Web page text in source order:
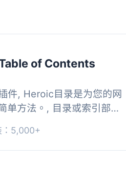
of Contents
件, Heroic目录是为您的网
单方法。, 目录或索引部分
上的标题，提...
：5,000+